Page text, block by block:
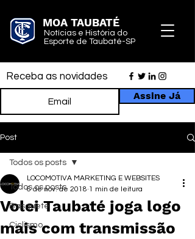
MOA TAUBATÉ
Notícias e História do
Esporte de Taubaté-SP
Receba as novidades
Assine Já
Post
Todos os posts
Basquete
Ciclismo
Todos os posts
Volei Taubaté joga logo
mais com transmissão
LOCOMOTIVA MARKETING E WEBSITES
6 de nov. de 2018 1 min de leitura